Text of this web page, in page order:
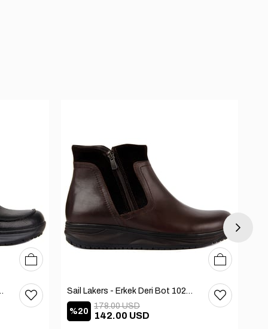
3168-65390
40 414243
Sail Lakers - Erkek Deri Bot 102-2868-65390
%20 142.00 USD
178.00 USD
40 414243